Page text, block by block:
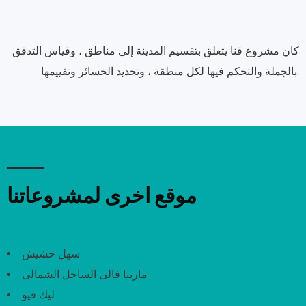
بالجملة والتحكم فيها لكل منطقة ، وتحديد الخسائر وتقييمها.
موقع اخرى لمشروعاتنا
سهل حشيش
مارينا فالى الساحل الشمالى
ليك فيو